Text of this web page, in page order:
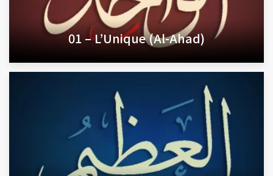
01 – L’Unique (Al-Ahad)